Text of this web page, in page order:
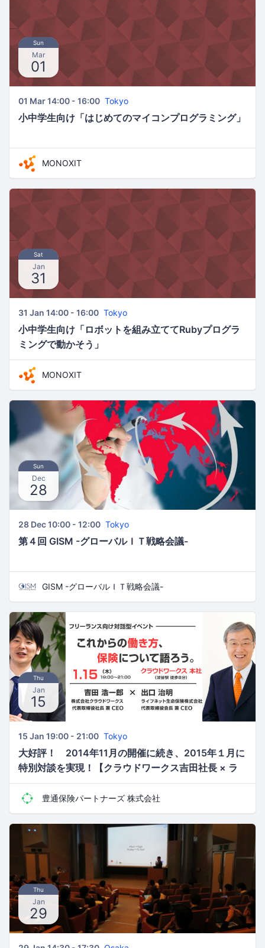
Sun
Mar
01
01 Mar 14:00 - 16:00 Tokyo
小中学生向け「はじめてのマイコンプログラミング」
MONOXIT
Sat
Jan
31
31 Jan 14:00 - 16:00 Tokyo
小中学生向け「ロボットを組み立ててRubyプログラ
ミングで動かそう」
MONOXIT
Sun
Dec
28
28 Dec 10:00 - 12:00 Tokyo
第４回 GISM -グローバルＩＴ戦略会議-
GISM -グローバルＩＴ戦略会議-
Thu
Jan
15
15 Jan 19:00 - 21:00 Tokyo
大好評！ 2014年11月の開催に続き、2015年１月に
特別対談を実現！【クラウドワークス吉田社長 × ラ
イフネット生命出口会長】 フリーランス向け対話型
イベント ～これからの働き方、保険について語ろう
～
豊通保険パートナーズ 株式会社
Thu
Jan
29